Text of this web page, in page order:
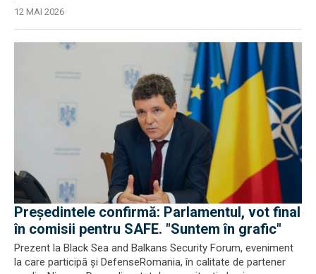
12 MAI 2026
Președintele confirmă: Parlamentul, vot final
în comisii pentru SAFE. "Suntem în grafic"
Prezent la Black Sea and Balkans Security Forum, eveniment
la care participă și DefenseRomania, în calitate de partener